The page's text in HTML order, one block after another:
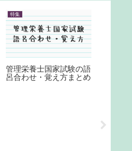
特集
管理栄養士国家試験の語
呂合わせ・覚え方まとめ